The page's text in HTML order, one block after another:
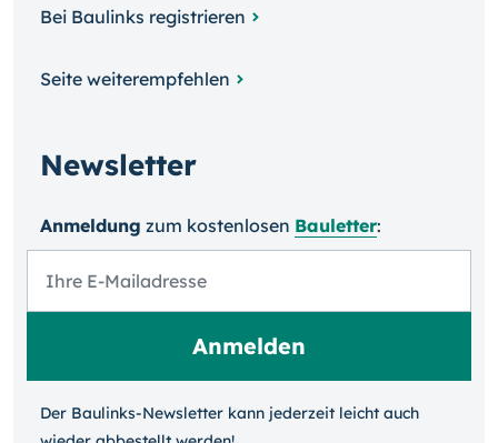
Bei Baulinks registrieren
Seite weiterempfehlen
Newsletter
Anmeldung zum kosten­losen Bauletter:
Der Baulinks-Newsletter kann jeder­zeit leicht auch